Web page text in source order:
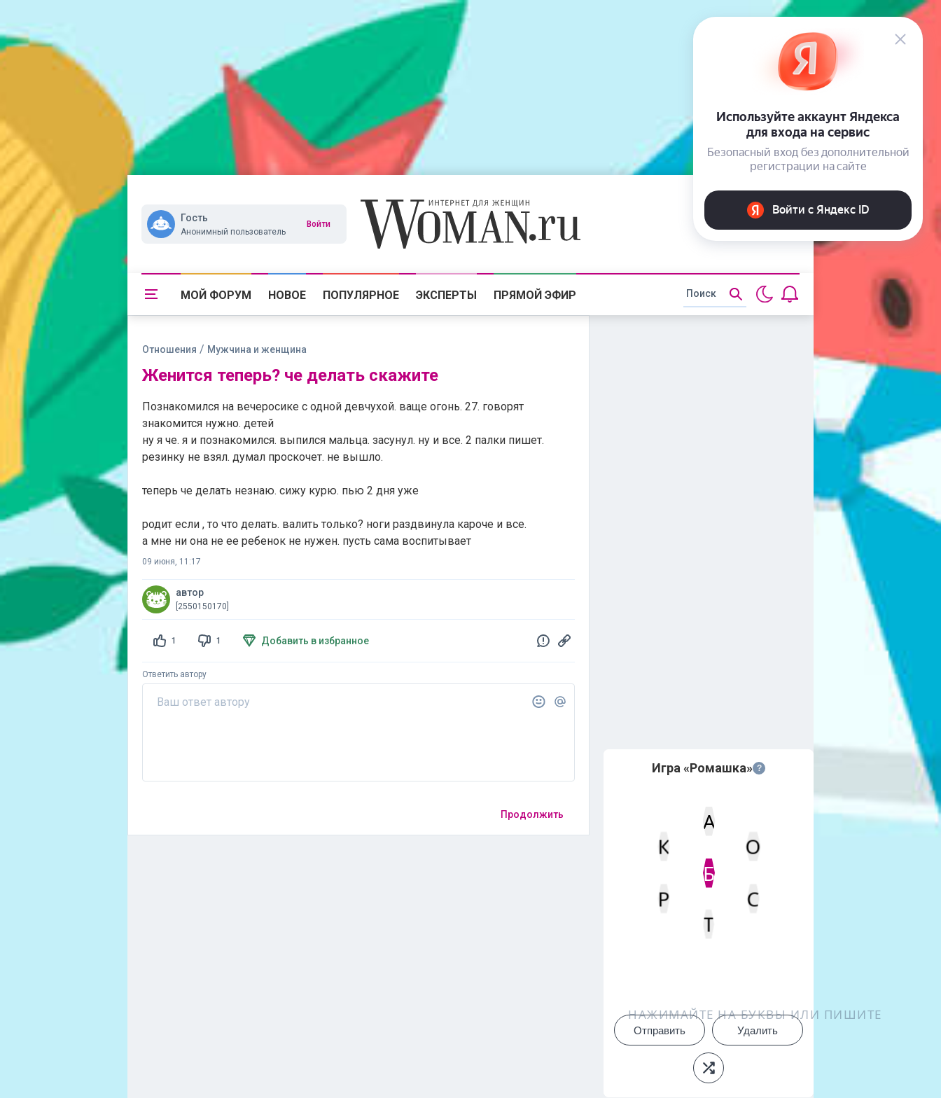
Гость
Анонимный пользователь
Войти
МОЙ ФОРУМ НОВОЕ ПОПУЛЯРНОЕ ЭКСПЕРТЫ ПРЯМОЙ ЭФИР
Отношения / Мужчина и женщина
Женится теперь? че делать скажите
Познакомился на вечеросике с одной девчухой. ваще огонь. 27. говорят
знакомится нужно. детей
ну я че. я и познакомился. выпился мальца. засунул. ну и все. 2 палки пишет.
резинку не взял. думал проскочет. не вышло.
теперь че делать незнаю. сижу курю. пью 2 дня уже
родит если , то что делать. валить только? ноги раздвинула кароче и все.
а мне ни она не ее ребенок не нужен. пусть сама воспитывает
09 июня, 11:17
автор
[2550150170]
1 1 Добавить в избранное
Ответить автору
Продолжить
Игра «Ромашка» ?
Мин. кол-во очков
Б
А
К
О
Р
С
Т
НАЖИМАЙТЕ НА БУКВЫ ИЛИ ПИШИТЕ
Отправить Удалить